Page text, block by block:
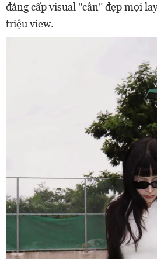
đẳng cấp visual "cân" đẹp mọi
triệu view.